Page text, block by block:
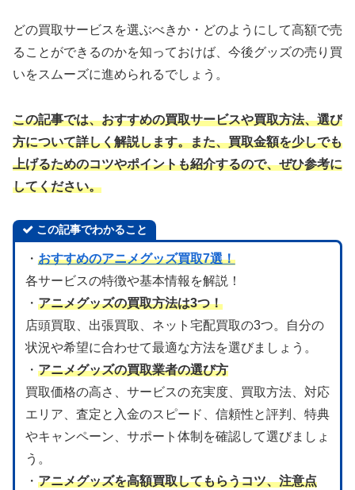
どの買取サービスを選ぶべきか・どのようにして高額で売
ることができるのかを知っておけば、今後グッズの売り買
いをスムーズに進められるでしょう。
この記事では、おすすめの買取サービスや買取方法、選び
方について詳しく解説します。また、買取金額を少しでも
上げるためのコツやポイントも紹介するので、ぜひ参考に
してください。
この記事でわかること
・ おすすめのアニメグッズ買取7選！
各サービスの特徴や基本情報を解説！
・ アニメグッズの買取方法は3つ！
店頭買取、出張買取、ネット宅配買取の3つ。自分の
状況や希望に合わせて最適な方法を選びましょう。
・ アニメグッズの買取業者の選び方
買取価格の高さ、サービスの充実度、買取方法、対応
エリア、査定と入金のスピード、信頼性と評判、特典
やキャンペーン、サポート体制を確認して選びましょ
う。
・ アニメグッズを高額買取してもらうコツ、注意点